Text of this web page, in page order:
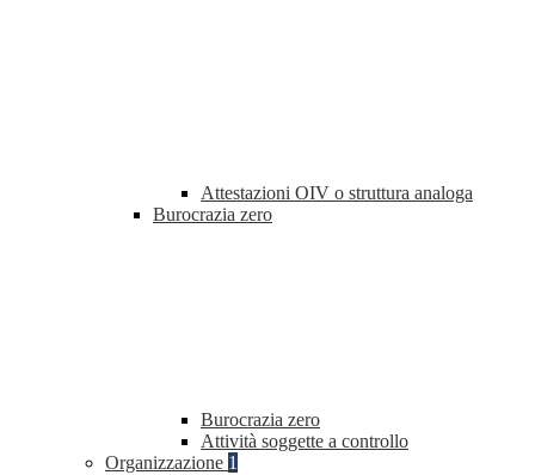
Attestazioni OIV o struttura analoga
Burocrazia zero
Burocrazia zero
Attività soggette a controllo
Organizzazione 1